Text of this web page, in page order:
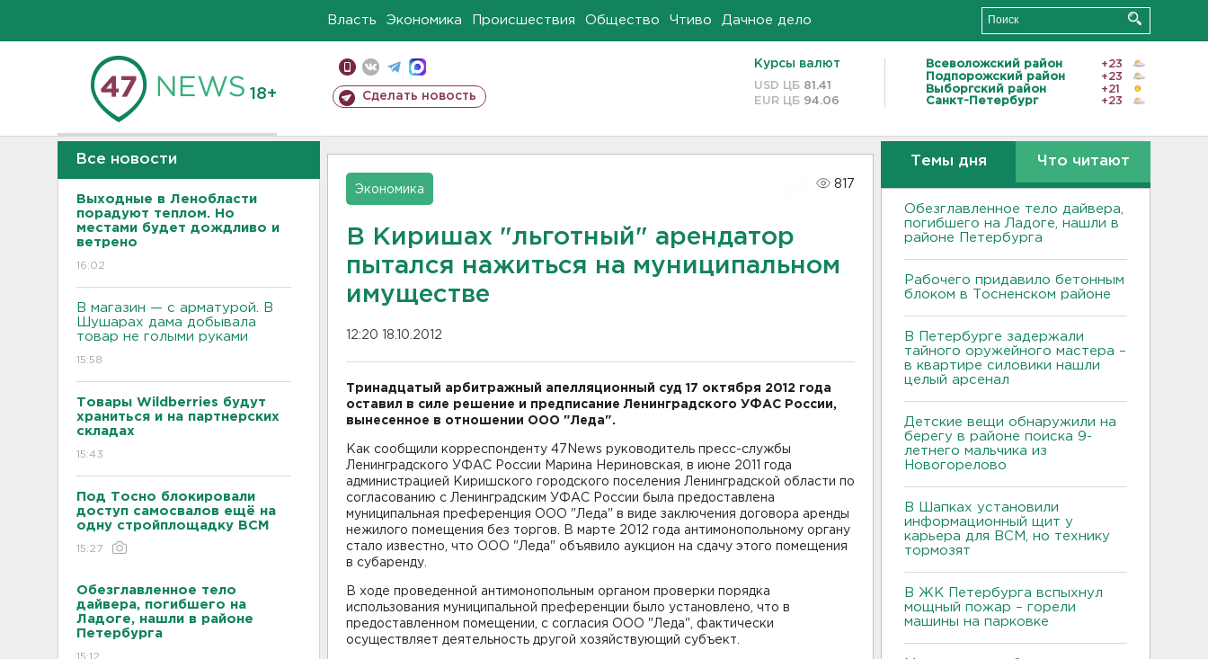
Власть Экономика Происшествия Общество Чтиво Дачное дело
18+ Сделать новость
Курсы валют
USD ЦБ 81.41
EUR ЦБ 94.06
Всеволожский район
+23
Подпорожский район
+23
Выборгский район
+21
Санкт-Петербург
+23
Все новости
Выходные в Ленобласти
порадуют теплом. Но
местами будет дождливо и
ветрено
16:02
В магазин — с арматурой. В
Шушарах дама добывала
товар не голыми руками
15:58
Товары Wildberries будут
храниться и на партнерских
складах
15:43
Под Тосно блокировали
доступ самосвалов ещё на
одну стройплощадку ВСМ
15:27
Обезглавленное тело
дайвера, погибшего на
Ладоге, нашли в районе
Петербурга
15:12
Экономика
817
В Киришах "льготный" арендатор
пытался нажиться на муниципальном
имуществе
12:20 18.10.2012
Тринадцатый арбитражный апелляционный суд 17 октября 2012 года
оставил в силе решение и предписание Ленинградского УФАС России,
вынесенное в отношении ООО "Леда".
Как сообщили корреспонденту 47News руководитель пресс-службы
Ленинградского УФАС России Марина Нериновская, в июне 2011 года
администрацией Киришского городского поселения Ленинградской области по
согласованию с Ленинградским УФАС России была предоставлена
муниципальная преференция ООО "Леда" в виде заключения договора аренды
нежилого помещения без торгов. В марте 2012 года антимонопольному органу
стало известно, что ООО "Леда" объявило аукцион на сдачу этого помещения
в субаренду.
В ходе проведенной антимонопольным органом проверки порядка
использования муниципальной преференции было установлено, что в
предоставленном помещении, с согласия ООО "Леда", фактически
осуществляет деятельность другой хозяйствующий субъект.
Темы дня Что читают
Обезглавленное тело дайвера,
погибшего на Ладоге, нашли в
районе Петербурга
Рабочего придавило бетонным
блоком в Тосненском районе
В Петербурге задержали
тайного оружейного мастера –
в квартире силовики нашли
целый арсенал
Детские вещи обнаружили на
берегу в районе поиска 9-
летнего мальчика из
Новогорелово
В Шапках установили
информационный щит у
карьера для ВСМ, но технику
тормозят
В ЖК Петербурга вспыхнул
мощный пожар – горели
машины на парковке